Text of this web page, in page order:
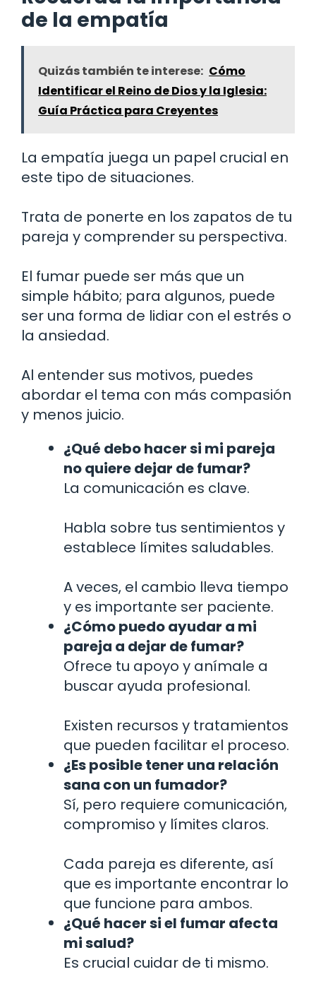
de la empatía
Quizás también te interese: Cómo
Identificar el Reino de Dios y la Iglesia:
Guía Práctica para Creyentes
La empatía juega un papel crucial en
este tipo de situaciones.
Trata de ponerte en los zapatos de tu
pareja y comprender su perspectiva.
El fumar puede ser más que un
simple hábito; para algunos, puede
ser una forma de lidiar con el estrés o
la ansiedad.
Al entender sus motivos, puedes
abordar el tema con más compasión
y menos juicio.
¿Qué debo hacer si mi pareja
no quiere dejar de fumar?
La comunicación es clave.
Habla sobre tus sentimientos y
establece límites saludables.
A veces, el cambio lleva tiempo
y es importante ser paciente.
¿Cómo puedo ayudar a mi
pareja a dejar de fumar?
Ofrece tu apoyo y anímale a
buscar ayuda profesional.
Existen recursos y tratamientos
que pueden facilitar el proceso.
¿Es posible tener una relación
sana con un fumador?
Sí, pero requiere comunicación,
compromiso y límites claros.
Cada pareja es diferente, así
que es importante encontrar lo
que funcione para ambos.
¿Qué hacer si el fumar afecta
mi salud?
Es crucial cuidar de ti mismo.